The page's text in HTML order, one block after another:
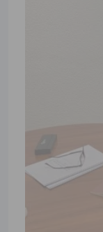
el desdoblamiento
para dar comienzo
éxito las Fiestas de
en la cocina de
a sus fiestas con
con un balance